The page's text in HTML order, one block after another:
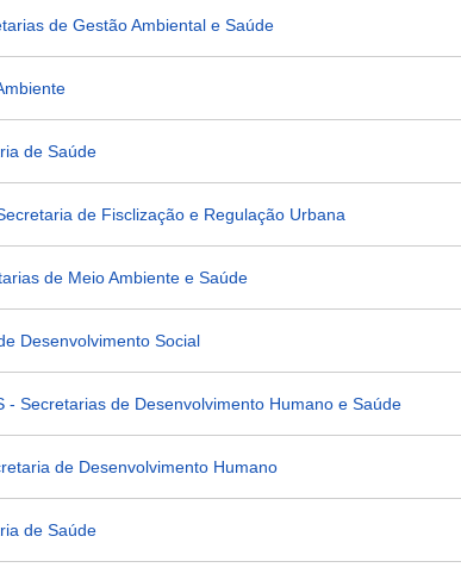
de Gestão Ambiental e Saúde
de Saúde
de Fisclização e Regulação Urbana
de Meio Ambiente e Saúde
Desenvolvimento Social
- Secretarias de Desenvolvimento Humano e Saúde
de Desenvolvimento Humano
de Saúde